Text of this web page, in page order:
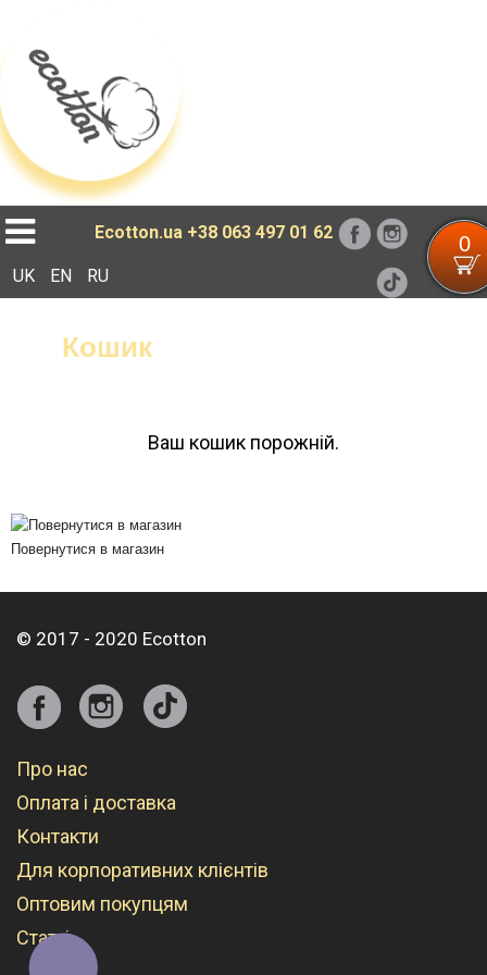
Ecotton.ua +38 063 497 01 62 0
UK EN RU
Кошик
Ваш кошик порожній.
Повернутися в магазин
© 2017 - 2020 Ecotton
Про нас
Оплата і доставка
Контакти
Для корпоративних клієнтів
Оптовим покупцям
Статті